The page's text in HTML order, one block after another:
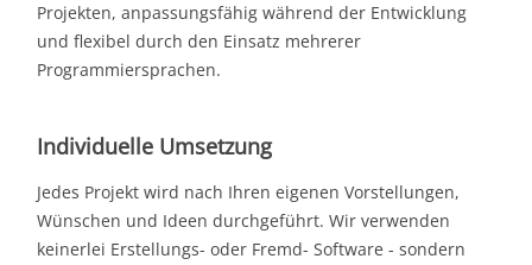
Projekten, anpassungsfähig während der Entwicklung
und flexibel durch den Einsatz mehrerer
Programmiersprachen.
Individuelle Umsetzung
Jedes Projekt wird nach Ihren eigenen Vorstellungen,
Wünschen und Ideen durchgeführt. Wir verwenden
keinerlei Erstellungs- oder Fremd- Software - sondern